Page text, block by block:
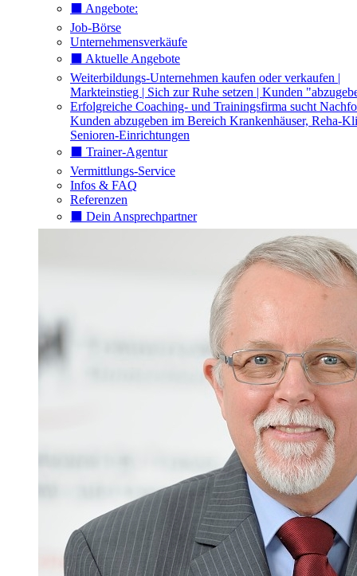
⬛️ Angebote:
Job-Börse
Unternehmensverkäufe
⬛️ Aktuelle Angebote
Weiterbildungs-Unternehmen kaufen oder verkaufen |
Markteinstieg | Sich zur Ruhe setzen | Kunden
Erfolgreiche Coaching- und Trainingsfirma sucht
Kunden abzugeben im Bereich Krankenhäuser, Reha-
Senioren-Einrichtungen
⬛️ Trainer-Agentur
Vermittlungs-Service
Infos & FAQ
Referenzen
⬛️ Dein Ansprechpartner